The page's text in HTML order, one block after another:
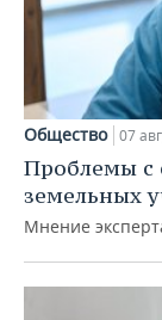
Общество 07
Проблемы с
земельных
Мнение